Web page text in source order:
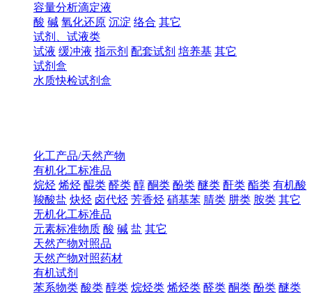
容量分析滴定液
酸 碱 氧化还原 沉淀 络合 其它
试剂、试液类
试液 缓冲液 指示剂 配套试剂 培养基 其它
试剂盒
水质快检试剂盒
化工产品/天然产物
有机化工标准品
烷烃 烯烃 醌类 醛类 醇 酮类 酚类 醚类 酐类 酯类 有机酸
羧酸盐 炔烃 卤代烃 芳香烃 硝基苯 腈类 肼类 胺类 其它
无机化工标准品
元素标准物质 酸 碱 盐 其它
天然产物对照品
天然产物对照药材
有机试剂
苯系物类 酸类 醇类 烷烃类 烯烃类 醛类 酮类 酚类 醚类